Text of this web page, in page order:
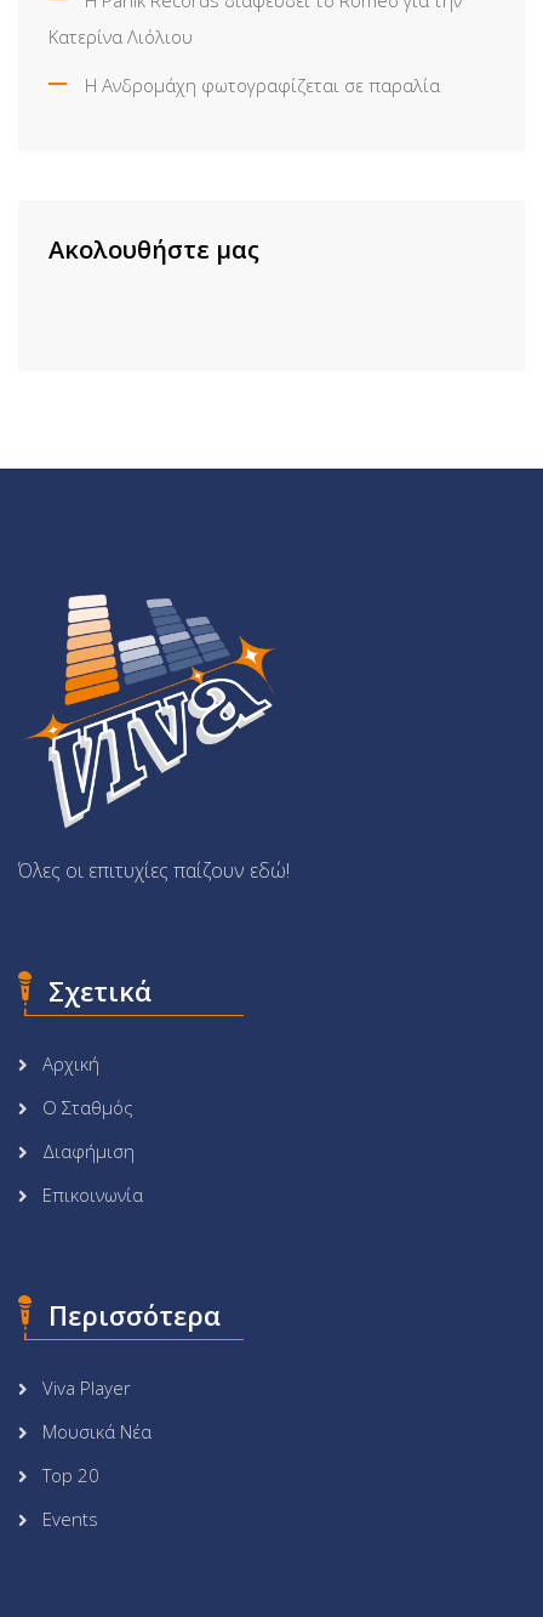
Κατερίνα Λιόλιου
Η Ανδρομάχη φωτογραφίζεται σε παραλία
Ακολουθήστε μας
Όλες οι επιτυχίες παίζουν εδώ!
Σχετικά
Αρχική
Ο Σταθμός
Διαφήμιση
Επικοινωνία
Περισσότερα
Viva Player
Μουσικά Νέα
Top 20
Events